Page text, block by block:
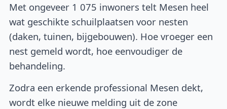
Met ongeveer 1 075 inwoners telt Mesen heel
wat geschikte schuilplaatsen voor nesten
(daken, tuinen, bijgebouwen). Hoe vroeger een
nest gemeld wordt, hoe eenvoudiger de
behandeling.
Zodra een erkende professional Mesen dekt,
wordt elke nieuwe melding uit de zone